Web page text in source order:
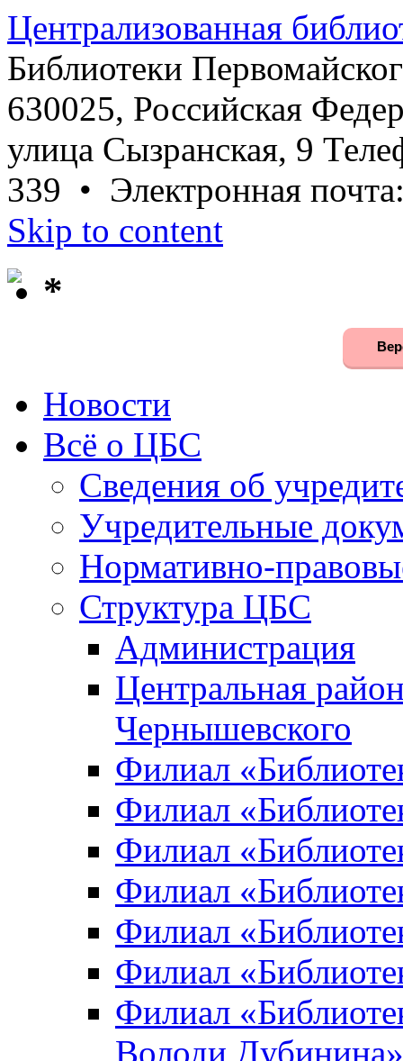
Централизованная
Библиотеки
630025, Российская
улица Сызранская, 9
339 • Электронная
Skip to content
*
Новости
Всё о ЦБС
Сведения об
Учредительные
Нормативно-
Структура ЦБС
Администрация
Центральная
Чернышевского
Филиал
Филиал
Филиал
Филиал
Филиал
Филиал
Филиал
Володи Дубинина»